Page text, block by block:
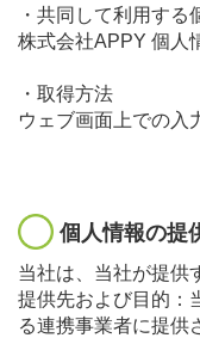
・共同して利用す
株式会社APPY 個人
・取得方法
ウェブ画面上での入
個人情報の提
当社は、当社が提供
提供先および目的：
る連携事業者に提供